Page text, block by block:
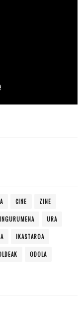
CINE ZINE
INGURUMENA URA
IKASTAROA
ODOLA